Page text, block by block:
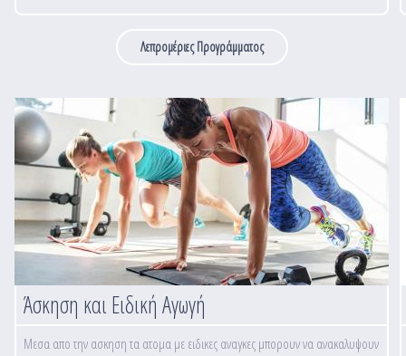
Λεπρομέριες Προγράμματος
Άσκηση και Ειδική Αγωγή
Μεσα απο την ασκηση τα ατομα με ειδικες αναγκες μπορουν να ανακαλυψουν